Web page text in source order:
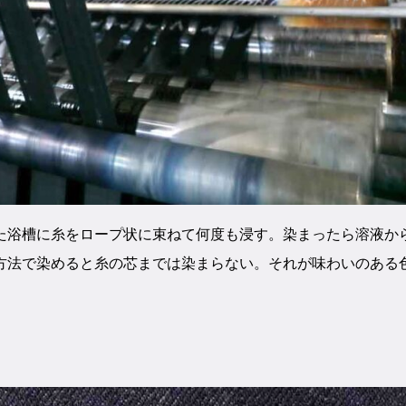
槽に糸をロープ状に束ねて何度も浸す。染まったら溶液か
で染めると糸の芯までは染まらない。それが味わいのある